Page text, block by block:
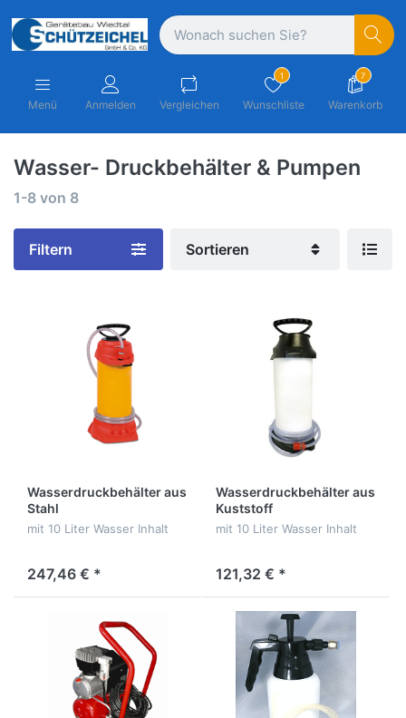
Menü Anmelden Vergleichen
1
Wunschliste
7
Warenkorb
Wasser- Druckbehälter & Pumpen
1-8 von 8
Filtern Sortieren
Wasserdruckbehälter aus
Stahl
mit 10 Liter Wasser Inhalt
247,46 € *
Wasserdruckbehälter aus
Kuststoff
mit 10 Liter Wasser Inhalt
121,32 € *